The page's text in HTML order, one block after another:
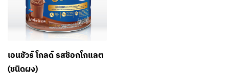
เอนชัวร์ โกลด์ รสช็อกโกแลต
(ชนิดผง)